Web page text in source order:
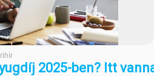
2025-ben? Itt